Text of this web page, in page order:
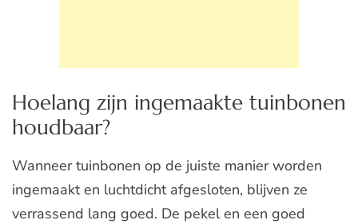
Hoelang zijn ingemaakte tuinbonen
houdbaar?
Wanneer tuinbonen op de juiste manier worden
ingemaakt en luchtdicht afgesloten, blijven ze
verrassend lang goed. De pekel en een goed